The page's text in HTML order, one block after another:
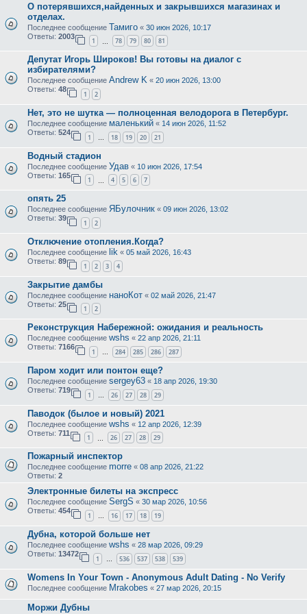
О потерявшихся,найденных и закрывшихся магазинах и
отделах.
Последнее сообщение Тамиго « 30 июн 2026, 10:17
Ответы: 2003
1 78 79 80 81
Депутат Игорь Широков! Вы готовы на диалог с
избирателями?
Последнее сообщение Andrew K « 20 июн 2026, 13:00
Ответы: 48
1 2
Нет, это не шутка — полноценная велодорога в Петербург.
Последнее сообщение маленький « 14 июн 2026, 11:52
Ответы: 524
1 … 18 19 20 21
Водный стадион
Последнее сообщение Удав « 10 июн 2026, 17:54
Ответы: 165
1 4 5 6 7
опять 25
Последнее сообщение ЯБулочник « 09 июн 2026, 13:02
Ответы: 39
1 2
Отключение отопления.Когда?
Последнее сообщение lik « 05 май 2026, 16:43
Ответы: 89
1 2 3 4
Закрытие дамбы
Последнее сообщение наноКот « 02 май 2026, 21:47
Ответы: 25
1 2
Реконструкция Набережной: ожидания и реальность
Последнее сообщение wshs « 22 апр 2026, 21:11
Ответы: 7166
1 … 284 285 286 287
Паром ходит или понтон еще?
Последнее сообщение sergey63 « 18 апр 2026, 19:30
Ответы: 719
1 … 26 27 28 29
Паводок (былое и новый) 2021
Последнее сообщение wshs « 12 апр 2026, 12:39
Ответы: 711
1 26 27 28 29
Пожарный инспектор
Последнее сообщение morre « 08 апр 2026, 21:22
Ответы: 2
Электронные билеты на экспресс
Последнее сообщение SergS « 30 мар 2026, 10:56
Ответы: 454
1 … 16 17 18 19
Дубна, которой больше нет
Последнее сообщение wshs « 28 мар 2026, 09:29
Ответы: 13472
1 536 537 538 539
Womens In Your Town - Anonymous Adult Dating - No Verify
Последнее сообщение Mrakobes « 27 мар 2026, 20:15
Моржи Дубны